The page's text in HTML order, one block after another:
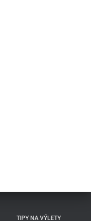
TIPY NA VÝLETY